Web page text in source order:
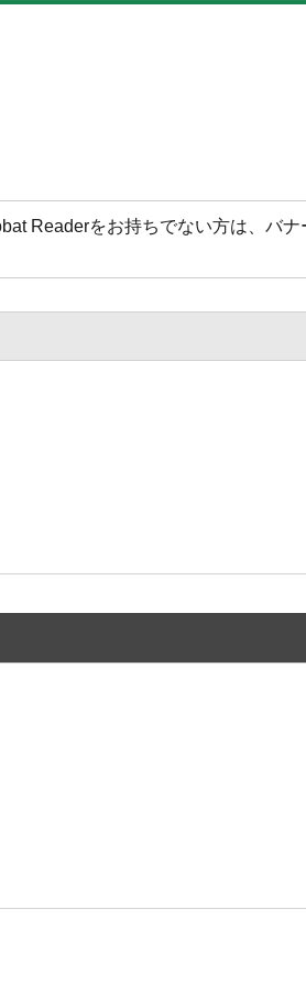
Readerをお持ちでない方は、バナ